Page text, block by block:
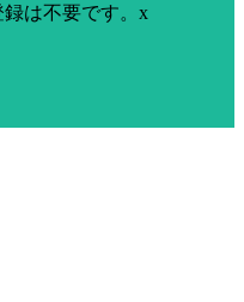
は不要です。 x